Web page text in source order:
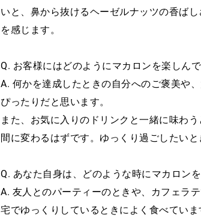
いと、鼻から抜けるヘーゼルナッツの香ば
を感じます。
Q. お客様にはどのようにマカロンを楽しん
A. 何かを達成したときの自分へのご褒美や
ぴったりだと思います。
また、お気に入りのドリンクと一緒に味わ
間に変わるはずです。ゆっくり過ごしたいと
Q. あなた自身は、どのような時にマカロン
A. 友人とのパーティーのときや、カフェラ
宅でゆっくりしているときによく食べていま